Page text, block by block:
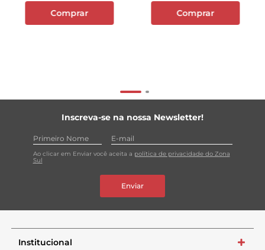
Comprar Comprar
Inscreva-se na nossa Newsletter!
Ao clicar em Enviar você aceita a política de privacidade do Zona
Sul
Enviar
Institucional +